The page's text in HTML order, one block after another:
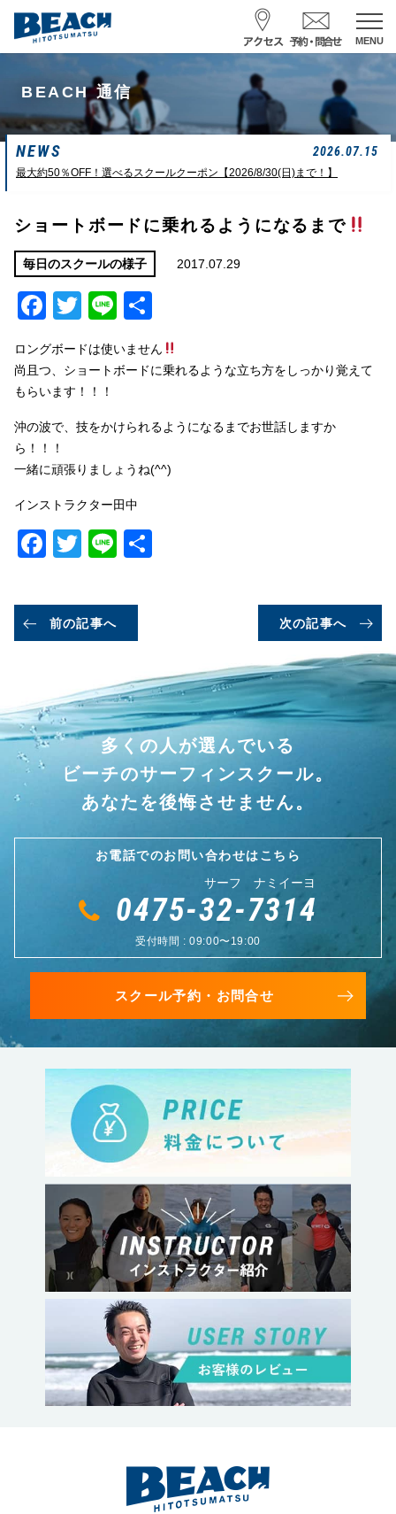
MENU
スクール予約・お問合せ
レンタル予約
サーフ ナミイーヨ
0475-32-7314
一松海岸波情報
サイズ
カターアタマ
状態
ややハード
BEACH 通信
NEWS 2026.07.15
最大約50％OFF！選べるスクールクーポン【2026/8/30(日)まで！】
ショートボードに乗れるようになるまで
毎日のスクールの様子 2017.07.29
Facebook
Twitter
Line
有
ロングボードは使いません
尚且つ、ショートボードに乗れるような立ち方をしっかり覚えて
もらいます！！！
沖の波で、技をかけられるようになるまでお世話しますか
ら！！！
一緒に頑張りましょうね(^^)
インストラクター田中
Facebook
Twitter
Line
前の記事へ 次の記事へ
多くの人が選んでいる
ビーチのサーフィンスクール。
あなたを後悔させません。
お電話でのお問い合わせはこちら
サーフ ナミイーヨ
0475-32-7314
受付時間 : 09:00〜19:00
スクール予約・お問合せ